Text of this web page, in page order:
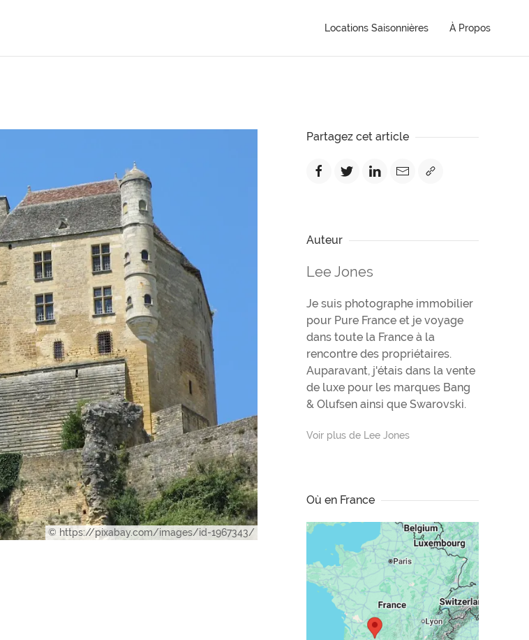
Locations Saisonnières À Propos
© https://pixabay.com/images/id-1967343/
Partagez cet article
Auteur
Lee Jones
Je suis photographe immobilier
pour Pure France et je voyage
dans toute la France à la
rencontre des propriétaires.
Auparavant, j'étais dans la vente
de luxe pour les marques Bang
& Olufsen ainsi que Swarovski.
Voir plus de Lee Jones
Où en France